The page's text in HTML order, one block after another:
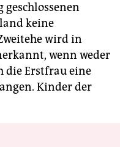
keine
wird in
wenn weder
die Erstfrau eine
Kinder der